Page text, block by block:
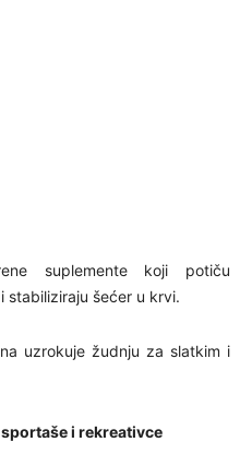
suplemente koji potiču
stabiliziraju šećer u krvi.
uzrokuje žudnju za slatkim i
i rekreativce